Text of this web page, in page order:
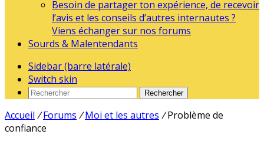
Besoin de partager ton expérience, de recevoir
l’avis et les conseils d’autres internautes ?
Viens échanger sur nos forums
Sourds & Malentendants
Sidebar (barre latérale)
Switch skin
Rechercher
Accueil / Forums / Moi et les autres / Problème de
confiance